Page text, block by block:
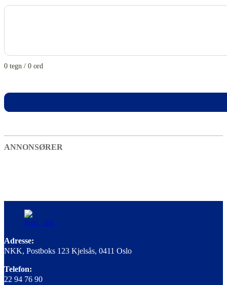
0 tegn / 0 ord
Section
ANNONSØRER
Adresse:
NKK, Postboks 123 Kjelsås, 0411 Oslo
Telefon:
22 94 76 90